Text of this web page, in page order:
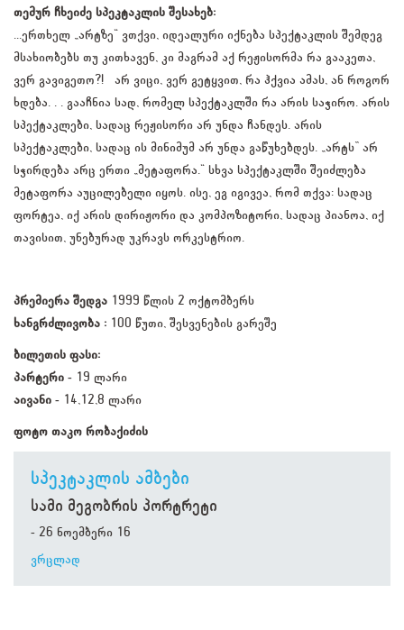
თემურ ჩხეიძე სპეკტაკლის შესახებ:
...ერთხელ „არტზე“ ვთქვი, იდეალური იქნება სპექტაკლის შემდეგ
მსახიობებს თუ კითხავენ, კი მაგრამ აქ რეჟისორმა რა გააკეთა,
ვერ გავიგეთო?! არ ვიცი, ვერ გეტყვით, რა ჰქვია ამას, ან როგორ
ხდება. . . გააჩნია სად, რომელ სპექტაკლში რა არის საჭირო. არის
სპექტაკლები, სადაც რეჟისორი არ უნდა ჩანდეს. არის
სპექტაკლები, სადაც ის მინიმუმ არ უნდა გაწუხებდეს. „არტს” არ
სჭირდება არც ერთი „მეტაფორა.“ სხვა სპექტაკლში შეიძლება
მეტაფორა აუცილებელი იყოს. ისე, ეგ იგივეა, რომ თქვა: სადაც
ფორტეა, იქ არის დირიჟორი და კომპოზიტორი, სადაც პიანოა, იქ
თავისით, უნებურად უკრავს ორკესტრიო.
პრემიერა შედგა 1999 წლის 2 ოქტომბერს
ხანგრძლივობა : 100 წუთი, შესვენების გარეშე
ბილეთის ფასი:
პარტერი - 19 ლარი
აივანი - 14,12,8 ლარი
ფოტო თაკო რობაქიძის
სპეკტაკლის ამბები
სამი მეგობრის პორტრეტი
- 26 ნოემბერი 16
ვრცლად